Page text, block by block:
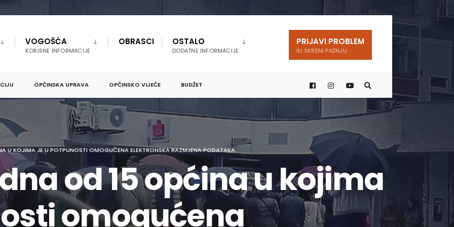
VOGOŠĆA
KORISNE INFORMACIJE
OBRASCI OSTALO
DODATNE INFORMACIJE
PRIJAVI PROBLEM
ILI SKRENI PAŽNJU
OPĆINSKA UPRAVA OPĆINSKO VIJEĆE BUDŽET
U KOJIMA JE U POTPUNOSTI OMOGUĆENA ELEKTRONSKA RAZMJENA PODATAKA.
od 15 općina u kojima
omogućena